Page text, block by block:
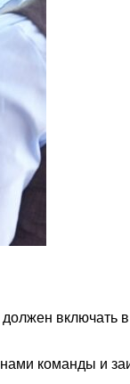
должен включать
команды и